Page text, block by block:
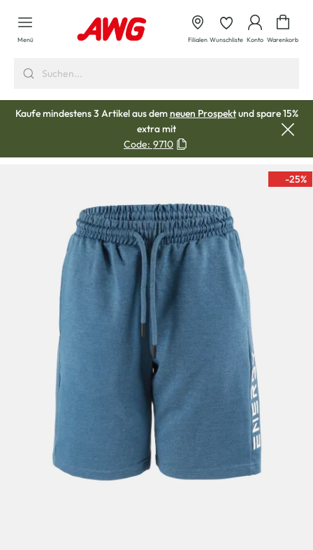
springen
Menü Filialen Wunschliste Konto Warenkorb
Kaufe mindestens 3 Artikel aus demneuen Prospektund spare 15%
extra mit
Code: 9710
-25%